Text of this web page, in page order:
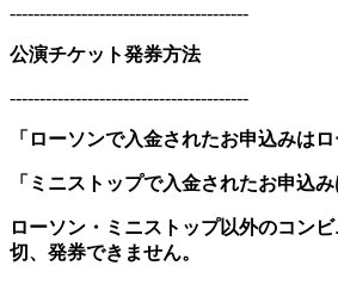
----------------------------------------
公演チケット発券方法
----------------------------------------
「ローソンで入金されたお申込みはロ
「ミニストップで入金されたお申込
ローソン・ミニストップ以外のコン
切、発券できません。